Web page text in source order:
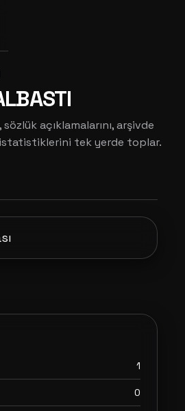
açıklamalarını, arşivde
tek yerde toplar.
1
0